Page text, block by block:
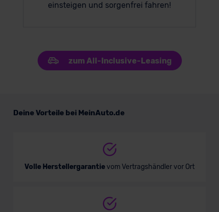
einsteigen und sorgenfrei fahren!
zum All-Inclusive-Leasing
Deine Vorteile bei MeinAuto.de
Volle Herstellergarantievom Vertragshändler vor Ort